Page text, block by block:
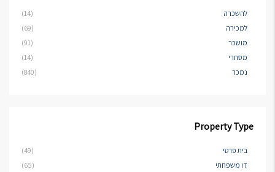
להשכרה
(14)
למכירה
(69)
מושכר
(91)
מסחרי
(14)
נמכר
(840)
Property Type
בית פרטי
(49)
דו משפחתי
(65)